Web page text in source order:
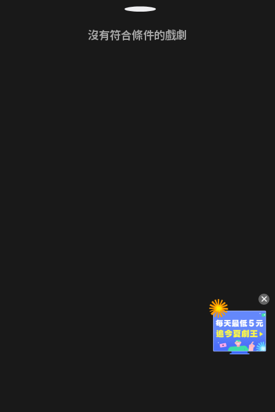
沒有符合條件的戲劇